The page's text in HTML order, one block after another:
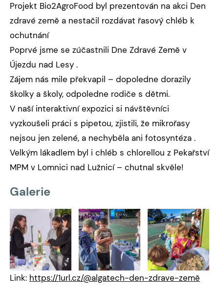
Projekt Bio2AgroFood byl prezentován na akci Den
zdravé země a nestačil rozdávat řasový chléb k
ochutnání
Poprvé jsme se zúčastnili Dne Zdravé Země v
Újezdu nad Lesy .
Zájem nás mile překvapil – dopoledne dorazily
školky a školy, odpoledne rodiče s dětmi.
V naší interaktivní expozici si návštěvníci
vyzkoušeli práci s pipetou, zjistili, že mikrořasy
nejsou jen zelené, a nechyběla ani fotosyntéza .
Velkým lákadlem byl i chléb s chlorellou z Pekařství
MPM v Lomnici nad Lužnicí – chutnal skvěle!
Galerie
Link: https://1url.cz/@algatech-den-zdrave-země